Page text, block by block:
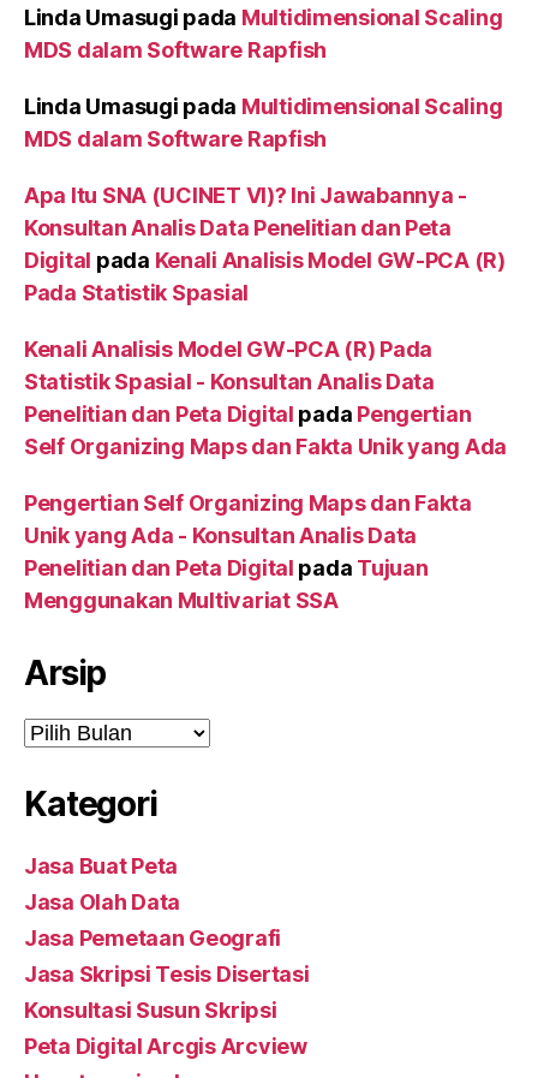
Linda Umasugi pada Multidimensional Scaling
MDS dalam Software Rapfish
Linda Umasugi pada Multidimensional Scaling
MDS dalam Software Rapfish
Apa Itu SNA (UCINET VI)? Ini Jawabannya -
Konsultan Analis Data Penelitian dan Peta
Digital pada Kenali Analisis Model GW-PCA (R)
Pada Statistik Spasial
Kenali Analisis Model GW-PCA (R) Pada
Statistik Spasial - Konsultan Analis Data
Penelitian dan Peta Digital pada Pengertian
Self Organizing Maps dan Fakta Unik yang Ada
Pengertian Self Organizing Maps dan Fakta
Unik yang Ada - Konsultan Analis Data
Penelitian dan Peta Digital pada Tujuan
Menggunakan Multivariat SSA
Arsip
Arsip
Kategori
Jasa Buat Peta
Jasa Olah Data
Jasa Pemetaan Geografi
Jasa Skripsi Tesis Disertasi
Konsultasi Susun Skripsi
Peta Digital Arcgis Arcview